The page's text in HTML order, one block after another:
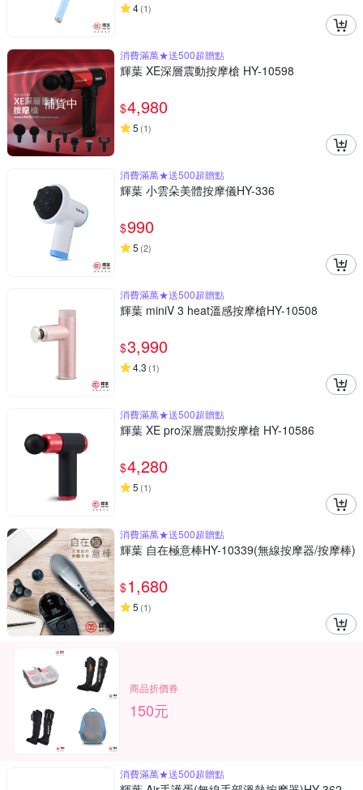
4(1)
補貨中
消費滿萬★送500超贈點
輝葉 XE深層震動按摩槍 HY-10598
$4,980
5 (1)
消費滿萬★送500超贈點
輝葉 小雲朵美體按摩儀HY-336
$990
5 (2)
消費滿萬★送500超贈點
輝葉 miniV 3 heat溫感按摩槍HY-10508
$3,990
4.3 (1)
消費滿萬★送500超贈點
輝葉 XE pro深層震動按摩槍 HY-10586
$4,280
5 (1)
消費滿萬★送500超贈點
輝葉 自在極意棒HY-10339(無線按摩器/按摩棒)
$1,680
5 (1)
商品折價券
150元
消費滿萬★送500超贈點